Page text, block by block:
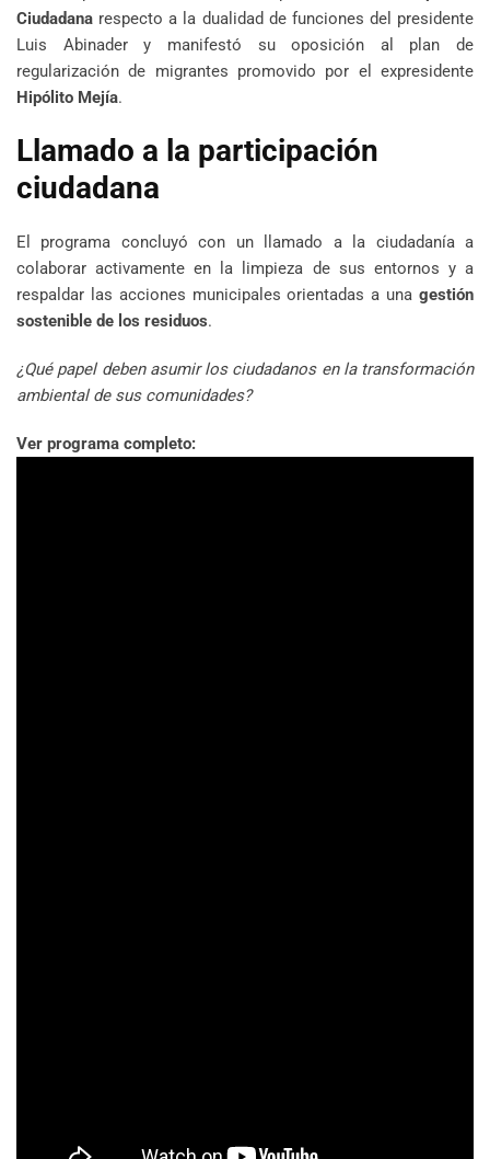
Ciudadana respecto a la dualidad de funciones del presidente
Luis Abinader y manifestó su oposición al plan de
regularización de migrantes promovido por el expresidente
Hipólito Mejía.
Llamado a la participación
ciudadana
El programa concluyó con un llamado a la ciudadanía a
colaborar activamente en la limpieza de sus entornos y a
respaldar las acciones municipales orientadas a una gestión
sostenible de los residuos.
¿Qué papel deben asumir los ciudadanos en la transformación
ambiental de sus comunidades?
Ver programa completo: